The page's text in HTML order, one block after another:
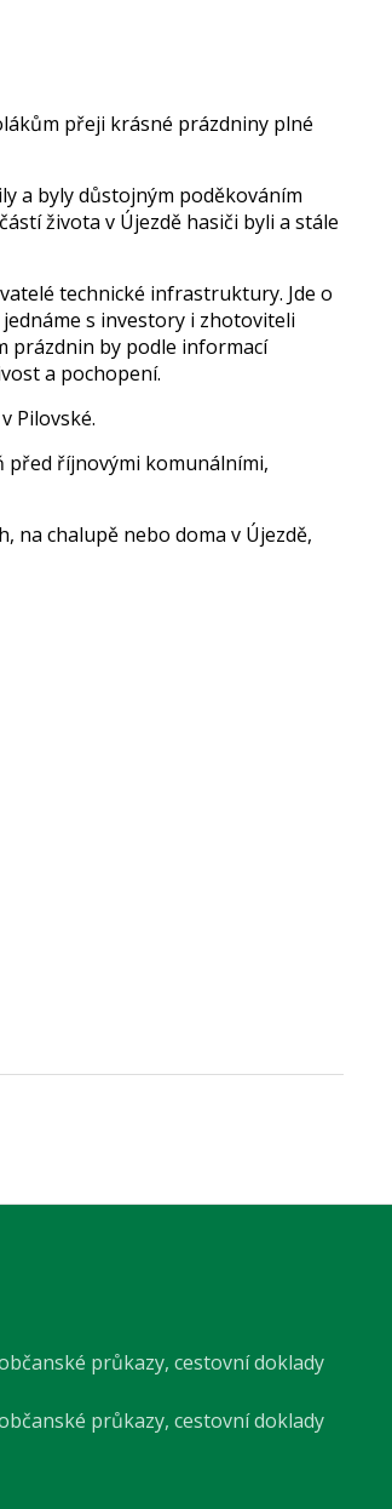
přeji krásné prázdniny plné
a byly důstojným poděkováním
živo­ta v Újezdě hasiči byli a stále
technické infrastruktury. Jde o
s inves­tory i zhotoviteli
prázdnin by podle informací
a pochopení.
Pilovské.
před říjnovými komunálními,
na chalupě nebo doma v Újezdě,
průkazy, cestovní doklady
průkazy, cestovní doklady